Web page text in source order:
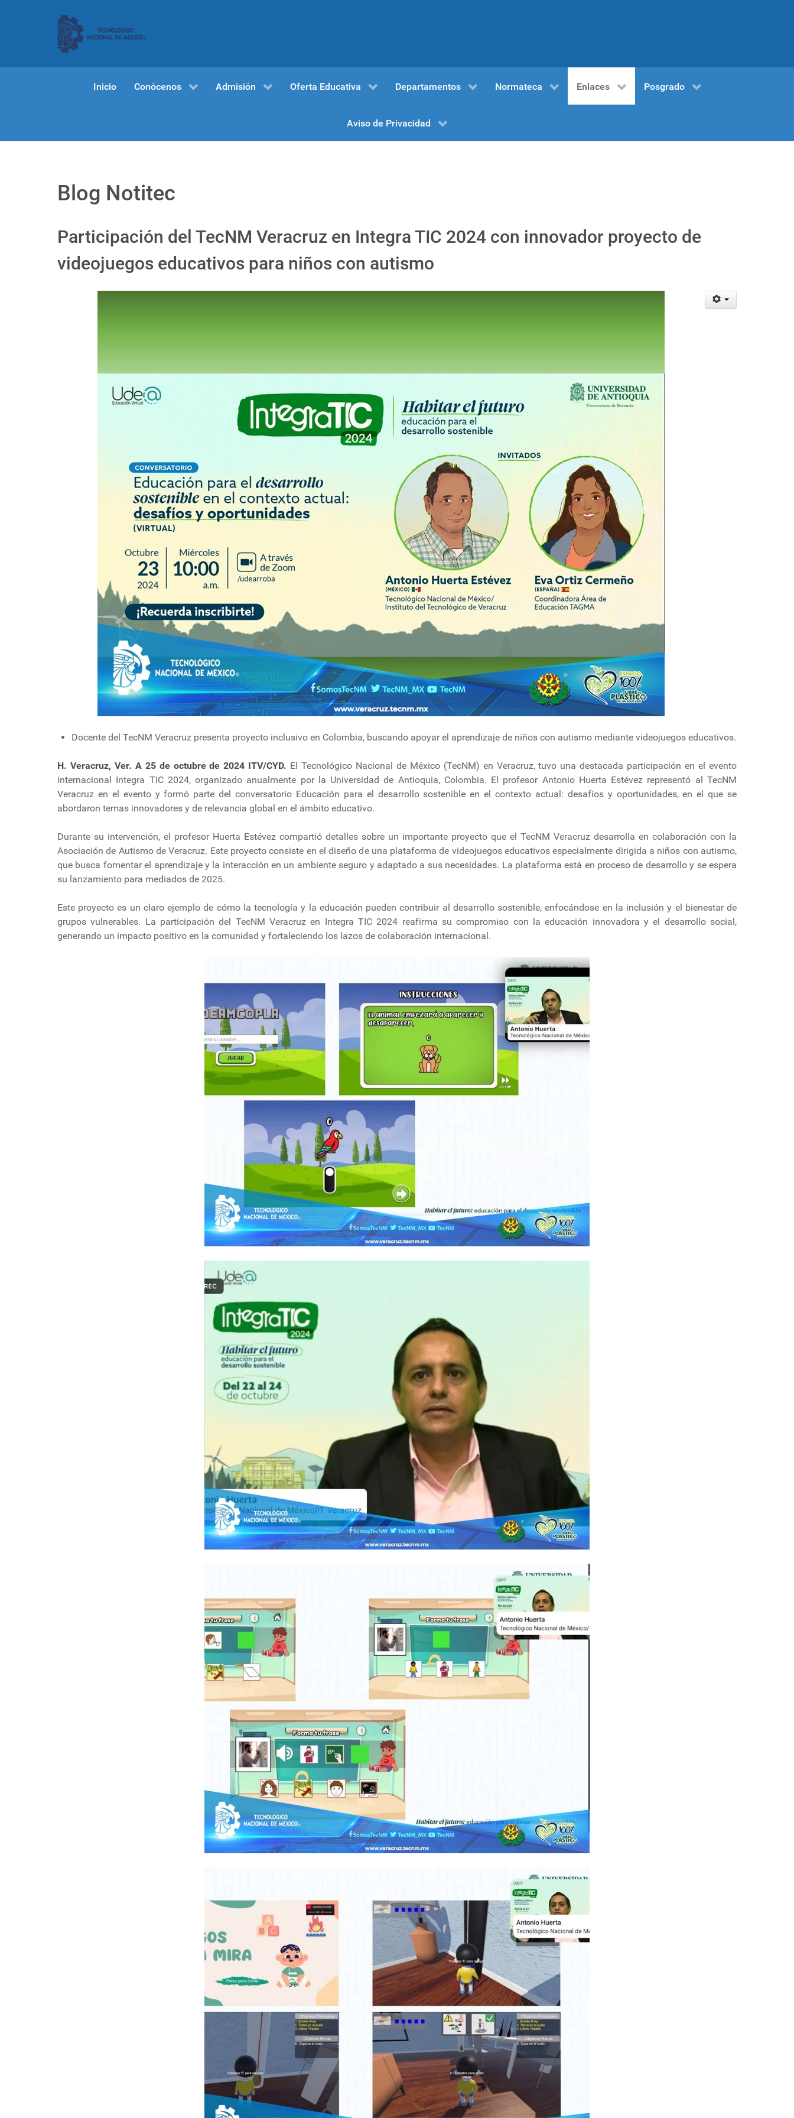
Inicio Conócenos Admisión Oferta Educativa Departamentos Normateca Enlaces Posgrado
Aviso de Privacidad
Blog Notitec
Participación del TecNM Veracruz en Integra TIC 2024 con innovador proyecto de
videojuegos educativos para niños con autismo
Docente del TecNM Veracruz presenta proyecto inclusivo en Colombia, buscando apoyar el aprendizaje de niños con autismo mediante videojuegos educativos.
H. Veracruz, Ver. A 25 de octubre de 2024 ITV/CYD. El Tecnológico Nacional de México (TecNM) en Veracruz, tuvo una destacada participación en el evento
internacional Integra TIC 2024, organizado anualmente por la Universidad de Antioquia, Colombia. El profesor Antonio Huerta Estévez representó al TecNM
Veracruz en el evento y formó parte del conversatorio Educación para el desarrollo sostenible en el contexto actual: desafíos y oportunidades, en el que se
abordaron temas innovadores y de relevancia global en el ámbito educativo.
Durante su intervención, el profesor Huerta Estévez compartió detalles sobre un importante proyecto que el TecNM Veracruz desarrolla en colaboración con la
Asociación de Autismo de Veracruz. Este proyecto consiste en el diseño de una plataforma de videojuegos educativos especialmente dirigida a niños con autismo,
que busca fomentar el aprendizaje y la interacción en un ambiente seguro y adaptado a sus necesidades. La plataforma está en proceso de desarrollo y se espera
su lanzamiento para mediados de 2025.
Este proyecto es un claro ejemplo de cómo la tecnología y la educación pueden contribuir al desarrollo sostenible, enfocándose en la inclusión y el bienestar de
grupos vulnerables. La participación del TecNM Veracruz en Integra TIC 2024 reafirma su compromiso con la educación innovadora y el desarrollo social,
generando un impacto positivo en la comunidad y fortaleciendo los lazos de colaboración internacional.